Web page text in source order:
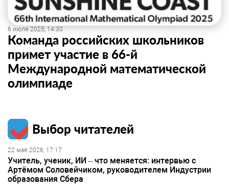
6 июля 2025, 14:30
Команда российских школьников
примет участие в 66-й
Международной математической
олимпиаде
Выбор читателей
22 мая 2026, 17:17
Учитель, ученик, ИИ – что меняется: интервью с
Артёмом Соловейчиком, руководителем Индустрии
образования Сбера